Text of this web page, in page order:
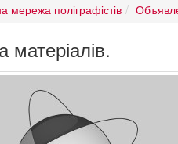
мережа поліграфістів
матеріалів.